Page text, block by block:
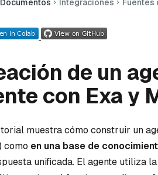
Documentos Integraciones Fuentes
de un
con Exa y
muestra cómo construir un
como en una base de
unificada. El agente utiliza